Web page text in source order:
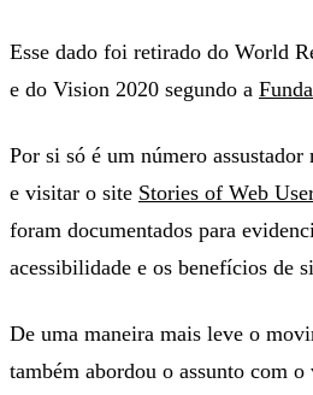
Esse dado foi retirado do World
e do Vision 2020 segundo a
Por si só é um número
e visitar o site Stories of Web
foram documentados para
acessibilidade e os benefícios de
De uma maneira mais leve o
também abordou o assunto com o